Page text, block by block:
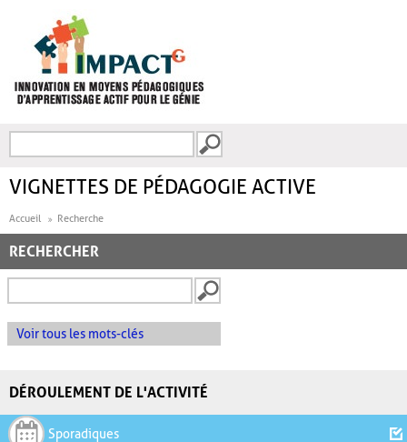
FORMULAIRE DE
VIGNETTES DE PÉDAGOGIE ACTIVE
Accueil Recherche
RECHERCHER
Voir tous les mots-clés
DÉROULEMENT DE L'ACTIVITÉ
Sporadiques